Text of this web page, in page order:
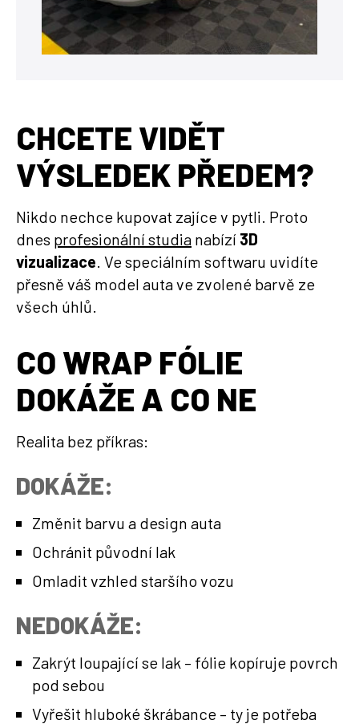
CHCETE VIDĚT
VÝSLEDEK PŘEDEM?
Nikdo nechce kupovat zajíce v pytli. Proto
dnes profesionální studia nabízí 3D
vizualizace. Ve speciálním softwaru uvidíte
přesně váš model auta ve zvolené barvě ze
všech úhlů.
CO WRAP FÓLIE
DOKÁŽE A CO NE
Realita bez příkras:
DOKÁŽE:
Změnit barvu a design auta
Ochránit původní lak
Omladit vzhled staršího vozu
NEDOKÁŽE:
Zakrýt loupající se lak – fólie kopíruje povrch
pod sebou
Vyřešit hluboké škrábance – ty je potřeba